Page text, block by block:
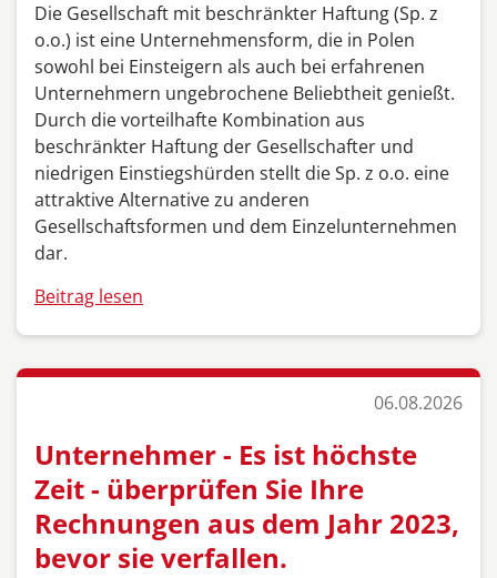
Die Gesellschaft mit beschränkter Haftung (Sp. z
o.o.) ist eine Unternehmensform, die in Polen
sowohl bei Einsteigern als auch bei erfahrenen
Unternehmern ungebrochene Beliebtheit genießt.
Durch die vorteilhafte Kombination aus
beschränkter Haftung der Gesellschafter und
niedrigen Einstiegshürden stellt die Sp. z o.o. eine
attraktive Alternative zu anderen
Gesellschaftsformen und dem Einzelunternehmen
dar.
Beitrag lesen
06.08.2026
Unternehmer - Es ist höchste
Zeit - überprüfen Sie Ihre
Rechnungen aus dem Jahr 2023,
bevor sie verfallen.